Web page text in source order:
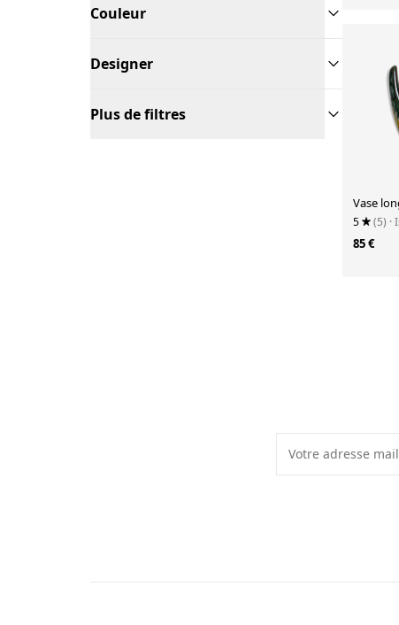
Couleur
Designer
Plus de filtres
Vase
5 (5) ·
85 €